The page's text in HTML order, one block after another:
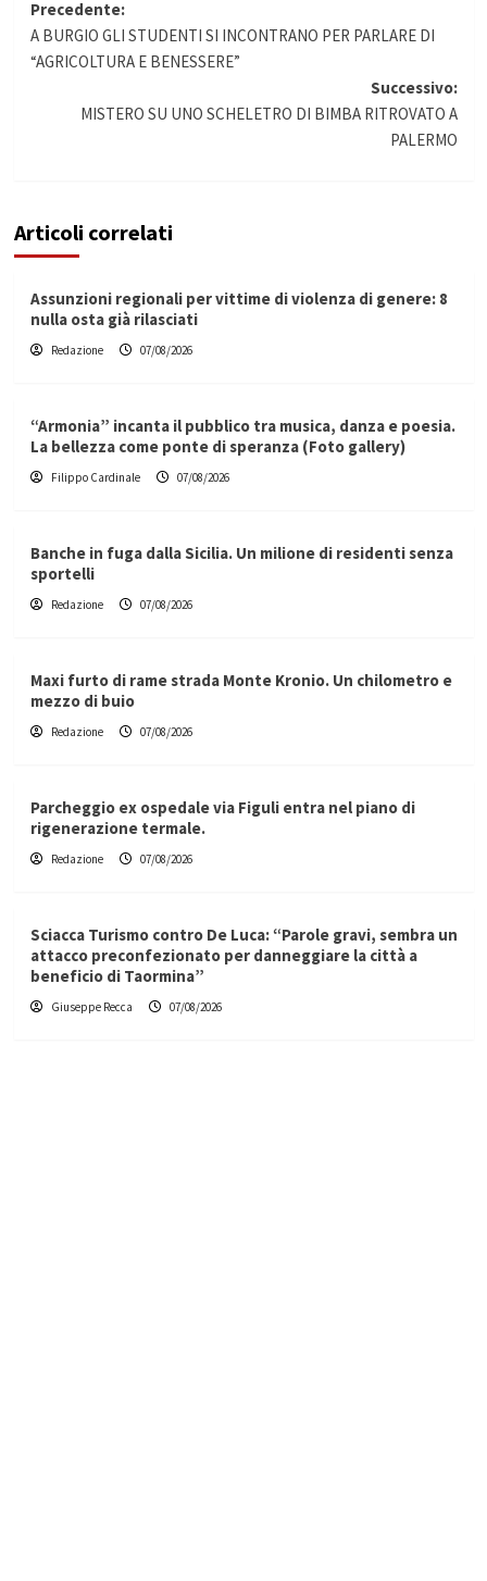
Navigazione
articolo
Precedente:
A BURGIO GLI STUDENTI SI INCONTRANO PER PARLARE DI
“AGRICOLTURA E BENESSERE”
Successivo:
MISTERO SU UNO SCHELETRO DI BIMBA RITROVATO A
PALERMO
Articoli correlati
Assunzioni regionali per vittime di violenza di genere: 8
nulla osta già rilasciati
Redazione 07/08/2026
“Armonia” incanta il pubblico tra musica, danza e poesia.
La bellezza come ponte di speranza (Foto gallery)
Filippo Cardinale 07/08/2026
Banche in fuga dalla Sicilia. Un milione di residenti senza
sportelli
Redazione 07/08/2026
Maxi furto di rame strada Monte Kronio. Un chilometro e
mezzo di buio
Redazione 07/08/2026
Parcheggio ex ospedale via Figuli entra nel piano di
rigenerazione termale.
Redazione 07/08/2026
Sciacca Turismo contro De Luca: “Parole gravi, sembra un
attacco preconfezionato per danneggiare la città a
beneficio di Taormina”
Giuseppe Recca 07/08/2026